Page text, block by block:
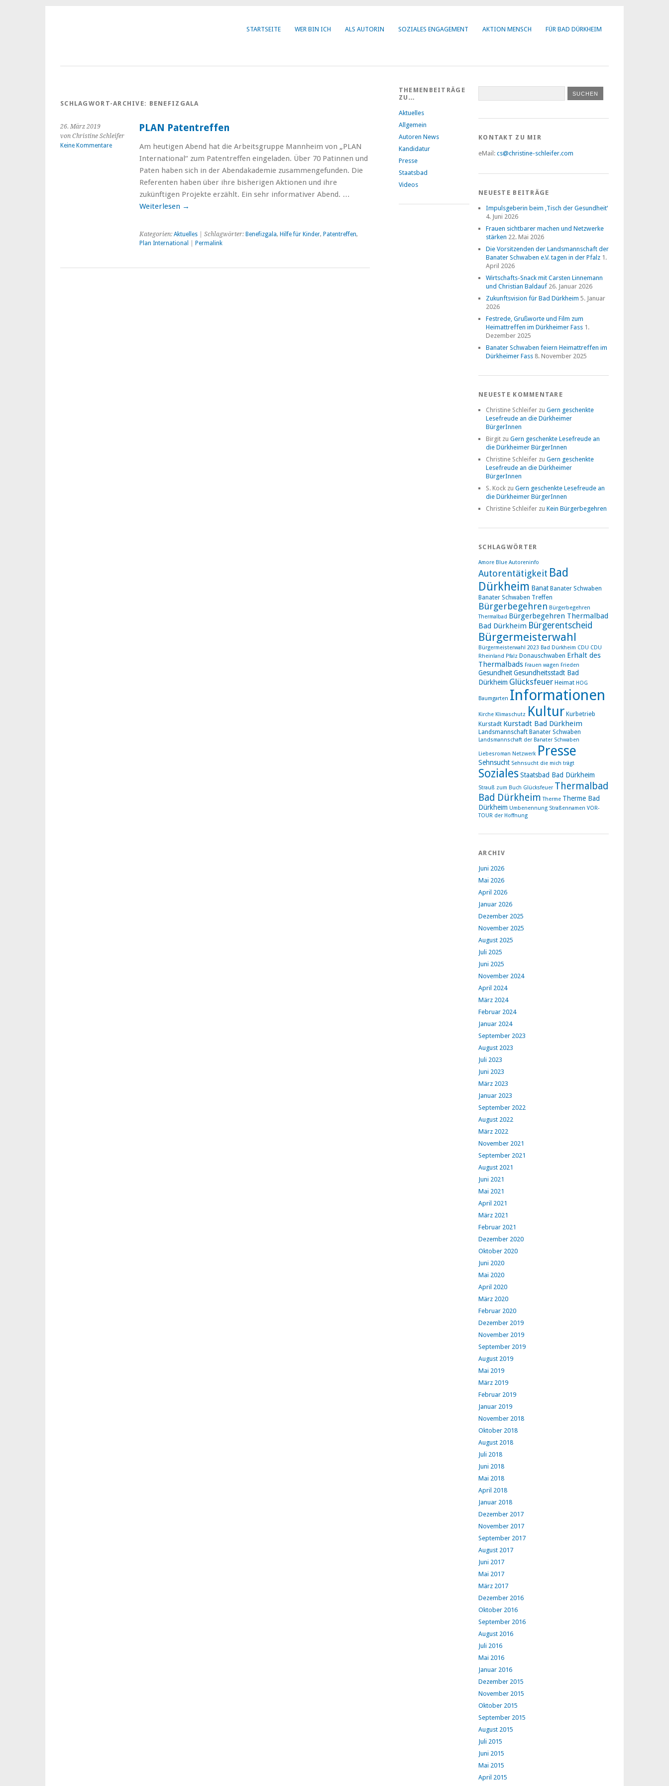
STARTSEITE WER BIN ICH ALS AUTORIN SOZIALES ENGAGEMENT AKTION MENSCH FÜR BAD DÜRKHEIM
SCHLAGWORT-ARCHIVE: BENEFIZGALA
26. März 2019
von Christine Schleifer
Keine Kommentare
PLAN Patentreffen
Am heutigen Abend hat die Arbeitsgruppe Mannheim von „PLAN
International“ zum Patentreffen eingeladen. Über 70 Patinnen und
Paten haben sich in der Abendakademie zusammengefunden. Die
Referenten haben über ihre bisherigen Aktionen und ihre
zukünftigen Projekte erzählt. Ein sehr informativer Abend. …
Weiterlesen →
Kategorien: Aktuelles| Schlagwörter: Benefizgala, Hilfe für Kinder, Patentreffen,
Plan International
Permalink
THEMENBEITRÄGE
ZU…
Aktuelles
Allgemein
Autoren News
Kandidatur
Presse
Staatsbad
Videos
KONTAKT ZU MIR
eMail: cs@christine-schleifer.com
NEUESTE BEITRÄGE
Impulsgeberin beim ‚Tisch der Gesundheit‘
4. Juni 2026
Frauen sichtbarer machen und Netzwerke
stärken 22. Mai 2026
Die Vorsitzenden der Landsmannschaft der
Banater Schwaben e.V. tagen in der Pfalz 1.
April 2026
Wirtschafts-Snack mit Carsten Linnemann
und Christian Baldauf 26. Januar 2026
Zukunftsvision für Bad Dürkheim 5. Januar
2026
Festrede, Grußworte und Film zum
Heimattreffen im Dürkheimer Fass 1.
Dezember 2025
Banater Schwaben feiern Heimattreffen im
Dürkheimer Fass 8. November 2025
NEUESTE KOMMENTARE
Christine Schleifer zu Gern geschenkte
Lesefreude an die Dürkheimer
BürgerInnen
Birgit zu Gern geschenkte Lesefreude an
die Dürkheimer BürgerInnen
Christine Schleifer zu Gern geschenkte
Lesefreude an die Dürkheimer
BürgerInnen
S. Kock zu Gern geschenkte Lesefreude an
die Dürkheimer BürgerInnen
Christine Schleifer zu Kein Bürgerbegehren
SCHLAGWÖRTER
Amore Blue Autoreninfo
Autorentätigkeit Bad
Dürkheim Banat Banater Schwaben
Banater Schwaben Treffen
Bürgerbegehren Bürgerbegehren
Thermalbad Bürgerbegehren Thermalbad
Bad Dürkheim Bürgerentscheid
Bürgermeisterwahl
Bürgermeisterwahl 2023 Bad Dürkheim CDU CDU
Rheinland Pfalz Donauschwaben Erhalt des
Thermalbads Frauen wagen Frieden
GesundheitGesundheitsstadt Bad
Dürkheim Glücksfeuer Heimat HOG
Baumgarten Informationen
Kirche Klimaschutz Kultur Kurbetrieb
Kurstadt Kurstadt Bad Dürkheim
Landsmannschaft Banater Schwaben
Landsmannschaft der Banater Schwaben
Liebesroman Netzwerk Presse
Sehnsucht Sehnsucht die mich trägt
Soziales Staatsbad Bad Dürkheim
Strauß zum Buch Glücksfeuer Thermalbad
Bad Dürkheim Therme Therme Bad
Dürkheim Umbenennung Straßennamen VOR-
TOUR der Hoffnung
ARCHIV
Juni 2026
Mai 2026
April 2026
Januar 2026
Dezember 2025
November 2025
August 2025
Juli 2025
Juni 2025
November 2024
April 2024
März 2024
Februar 2024
Januar 2024
September 2023
August 2023
Juli 2023
Juni 2023
März 2023
Januar 2023
September 2022
August 2022
März 2022
November 2021
September 2021
August 2021
Juni 2021
Mai 2021
April 2021
März 2021
Februar 2021
Dezember 2020
Oktober 2020
Juni 2020
Mai 2020
April 2020
März 2020
Februar 2020
Dezember 2019
November 2019
September 2019
August 2019
Mai 2019
März 2019
Februar 2019
Januar 2019
November 2018
Oktober 2018
August 2018
Juli 2018
Juni 2018
Mai 2018
April 2018
Januar 2018
Dezember 2017
November 2017
September 2017
August 2017
Juni 2017
Mai 2017
März 2017
Dezember 2016
Oktober 2016
September 2016
August 2016
Juli 2016
Mai 2016
Januar 2016
Dezember 2015
November 2015
Oktober 2015
September 2015
August 2015
Juli 2015
Juni 2015
Mai 2015
April 2015